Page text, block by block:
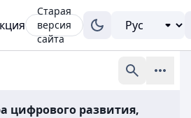
Старая
версия
сайта
цифрового развития,